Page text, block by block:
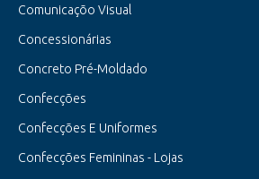
Comunicaçõo Visual
Concessionárias
Concreto Pré-Moldado
Confecções
Confecções E Uniformes
Confecções Femininas - Lojas